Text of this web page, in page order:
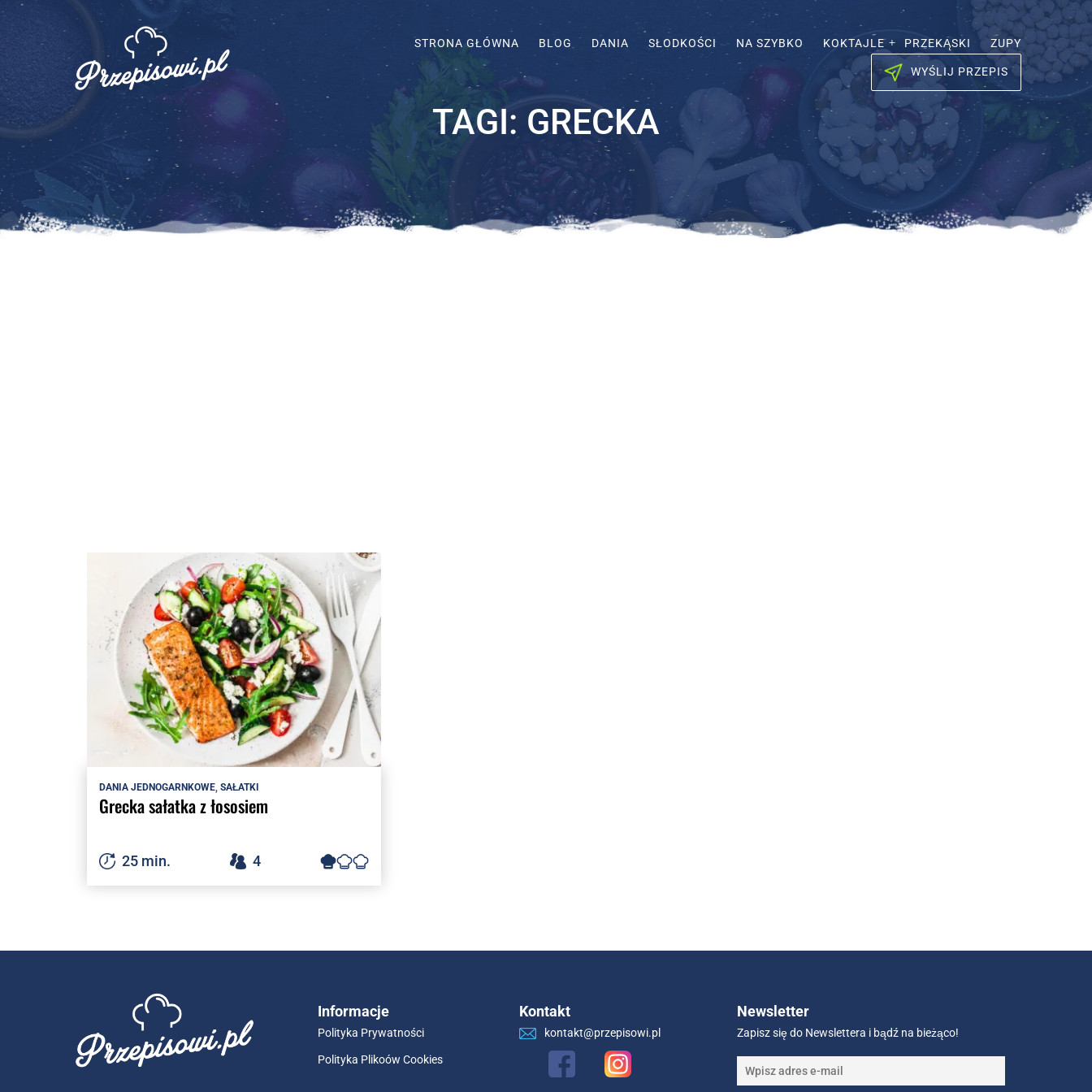
STRONA GŁÓWNA BLOG DANIA SŁODKOŚCI NA SZYBKO KOKTAJLE PRZEKĄSKI ZUPY
WYŚLIJ PRZEPIS
TAGI: GRECKA
DANIA JEDNOGARNKOWE, SAŁATKI
Grecka sałatka z łososiem
25 min. 4
Informacje
Polityka Prywatności
Polityka Plikoów Cookies
Kontakt
kontakt@przepisowi.pl
Newsletter
Zapisz się do Newslettera i bądź na bieżąco!